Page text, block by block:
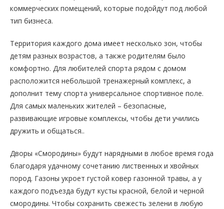
коммерческих помещений, которые подойдут под любой
тип бизнеса.
Территория каждого дома имеет несколько зон, чтобы
детям разных возрастов, а также родителям было
комфортно. Для любителей спорта рядом с домом
расположится небольшой тренажерный комплекс, а
дополнит тему спорта универсальное спортивное поле.
Для самых маленьких жителей – безопасные,
развивающие игровые комплексы, чтобы дети учились
дружить и общаться..
Дворы «Смородины» будут нарядными в любое время года
благодаря удачному сочетанию лиственных и хвойных
пород. Газоны укроет густой ковер газонной травы, а у
каждого подъезда будут кусты красной, белой и черной
смородины. Чтобы сохранить свежесть зелени в любую